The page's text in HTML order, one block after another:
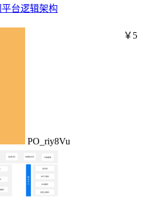
台逻辑架构
PO_riy8Vu
￥5